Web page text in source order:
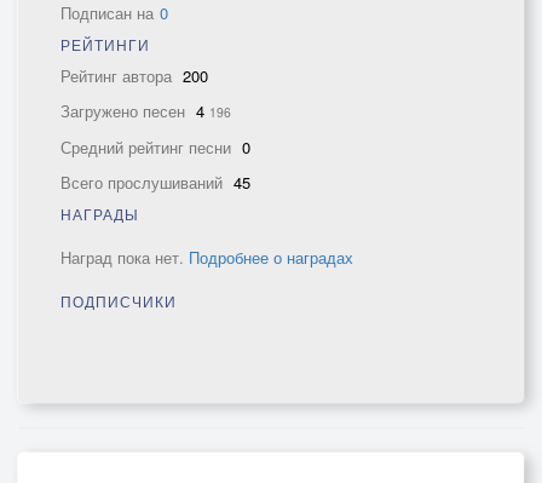
Подписан на 0
РЕЙТИНГИ
Рейтинг автора 200
Загружено песен 4 196
Средний рейтинг песни 0
Всего прослушиваний 45
НАГРАДЫ
Наград пока нет. Подробнее о наградах
ПОДПИСЧИКИ